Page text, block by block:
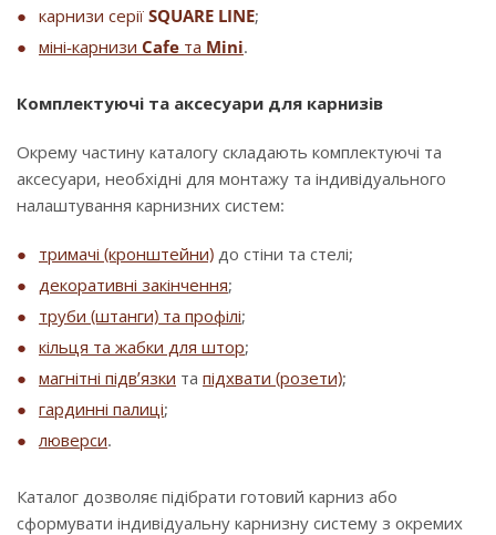
карнизи серії SQUARE LINE;
міні-карнизи Cafe та Mini.
Комплектуючі та аксесуари для карнизів
Окрему частину каталогу складають комплектуючі та
аксесуари, необхідні для монтажу та індивідуального
налаштування карнизних систем:
тримачі (кронштейни) до стіни та стелі;
декоративні закінчення;
труби (штанги) та профілі;
кільця та жабки для штор;
магнітні підв’язки та підхвати (розети);
гардинні палиці;
люверси.
Каталог дозволяє підібрати готовий карниз або
сформувати індивідуальну карнизну систему з окремих